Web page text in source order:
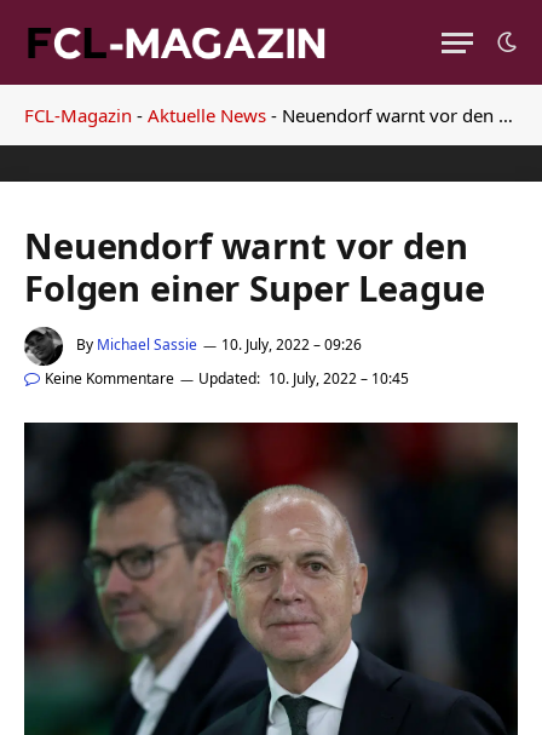
FCL-Magazin - Aktuelle News - Neuendorf warnt vor den Folgen einer Super League
Neuendorf warnt vor den
Folgen einer Super League
By Michael Sassie
10. July, 2022 – 09:26
Keine Kommentare
Updated: 10. July, 2022 – 10:45